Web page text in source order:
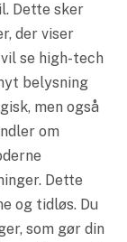
Dette sker
der viser
se high-tech
belysning
men også
om
Dette
og tidløs. Du
som gør din